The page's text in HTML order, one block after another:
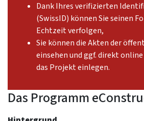
Dank Ihres verifizierten
(SwissID) können Sie seinen
Echtzeit verfolgen,
Sie können die Akten der
einsehen und ggf. direkt
das Projekt einlegen.
Das Programm